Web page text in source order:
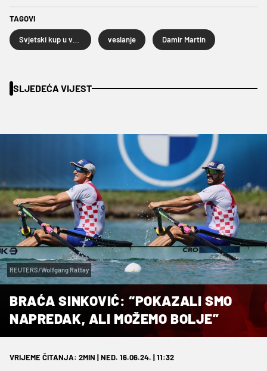
TAGOVI
veslanje Damir Martin
SLJEDEĆA VIJEST
REUTERS/Wolfgang Rattay
BRAĆA SINKOVIĆ: “POKAZALI SMO
NAPREDAK, ALI MOŽEMO BOLJE”
VRIJEME ČITANJA: 2MIN | NED. 16.06.24. | 11:32